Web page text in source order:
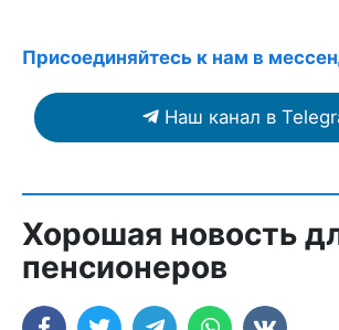
Присоединяйтесь к нам в
Наш канал в
Хорошая новость
пенсионеров